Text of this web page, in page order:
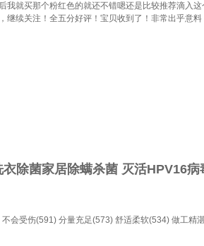
就买那个粉红色的就还不错嗯还是比较推荐滴入
续关注！全五分好评！宝贝收到了！非常出乎意
除菌家居除螨杀菌 灭活HPV16病
不会受伤(591) 分量充足(573) 舒适柔软(534) 做工精